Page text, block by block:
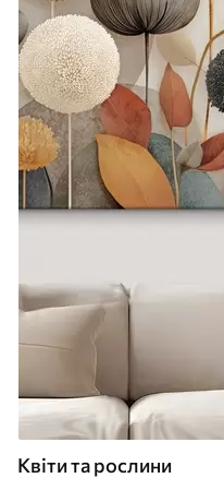
Квіти та рослини